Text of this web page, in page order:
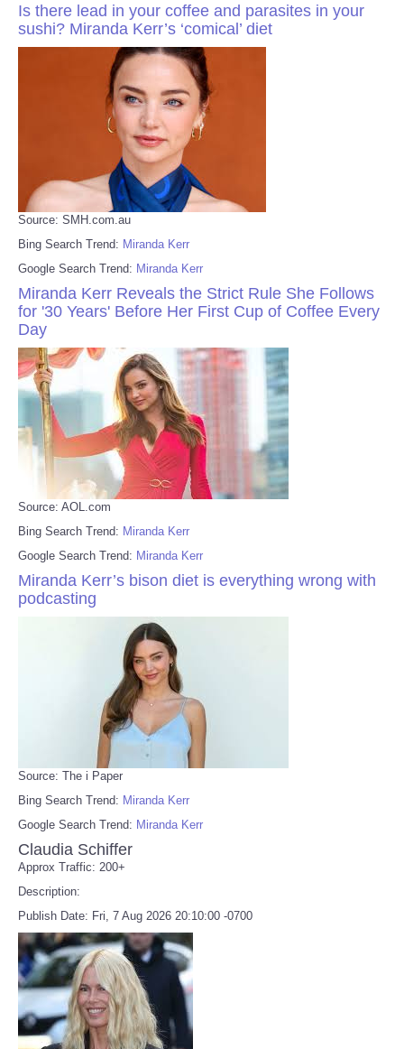
Is there lead in your coffee and parasites in your
sushi? Miranda Kerr’s ‘comical’ diet
Source: SMH.com.au
Bing Search Trend: Miranda Kerr
Google Search Trend: Miranda Kerr
Miranda Kerr Reveals the Strict Rule She Follows
for '30 Years' Before Her First Cup of Coffee Every
Day
Source: AOL.com
Bing Search Trend: Miranda Kerr
Google Search Trend: Miranda Kerr
Miranda Kerr’s bison diet is everything wrong with
podcasting
Source: The i Paper
Bing Search Trend: Miranda Kerr
Google Search Trend: Miranda Kerr
Claudia Schiffer
Approx Traffic: 200+
Description:
Publish Date: Fri, 7 Aug 2026 20:10:00 -0700